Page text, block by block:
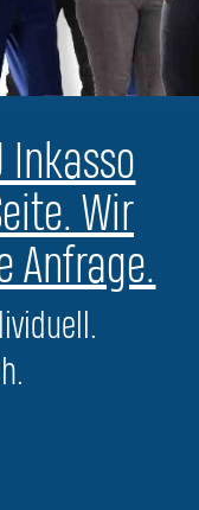
Inkasso
Wir
Anfrage.